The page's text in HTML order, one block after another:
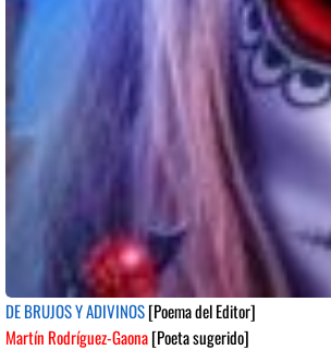
DE BRUJOS Y ADIVINOS[Poema del Editor]
Martín Rodríguez-Gaona[Poeta sugerido]